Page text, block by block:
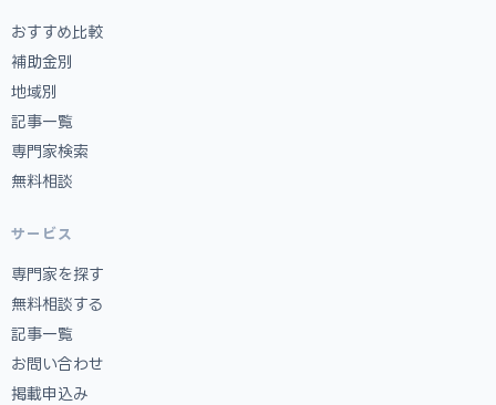
おすすめ比較
補助金別
地域別
記事一覧
専門家検索
無料相談
サービス
専門家を探す
無料相談する
記事一覧
お問い合わせ
掲載申込み